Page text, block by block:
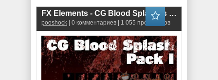
FX Elements - CG Blood Splashes - Pack 1 (MOV)
pooshock | 0 комментариев | 1 055 просмотров